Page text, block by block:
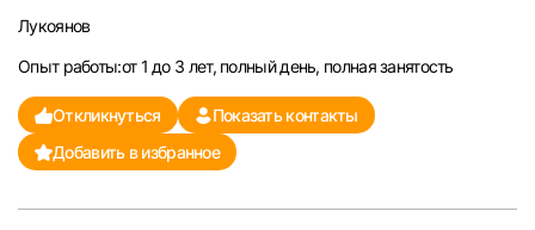
Ижевск
Екатеринбург
Саратов
Казань
Лукоянов
Опыт работы:от 1 до 3 лет, полный день, полная занятость
Откликнуться
Показать контакты
Добавить в избранное